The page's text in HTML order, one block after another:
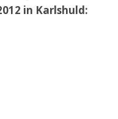
in Karlshuld: